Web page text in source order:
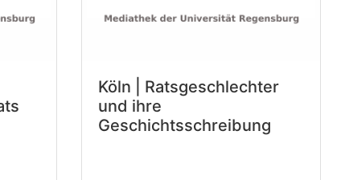
Köln | Ratsgeschlechter
und ihre
Geschichtsschreibung